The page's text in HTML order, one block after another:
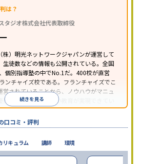
校生に対応
能
オンライン対応1科目から受講可能
受講可
高学年の個別指導塾アンケート調査方法を参
は？
タジオ株式会社代表取締役
株）明光ネットワークジャパンが運営して
生徒数などの情報も公開されている。全国
個別指導塾の中でNo.1だ。400校が直営
ンチャイズ校である。フランチャイズでこ
されていることから、ノウハウがマニュ
秀な人材に依存しない教育が実現できてい
続きを見る
口コミ・評判
リキュラム 講師 環境